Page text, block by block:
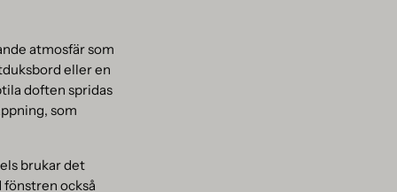
atmosfär som
eller en
doften spridas
som
brukar det
fönstren också